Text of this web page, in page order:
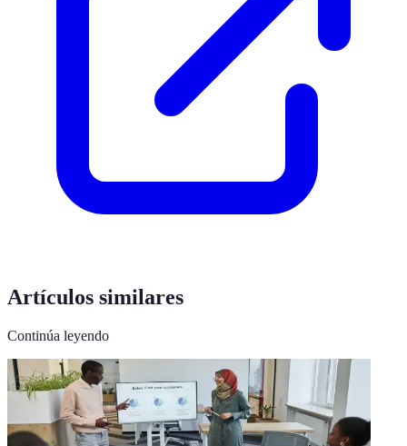
Artículos similares
Continúa leyendo